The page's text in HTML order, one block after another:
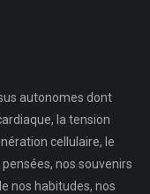
autonomes dont
la tension
cellulaire, le
nos souvenirs
nos habitudes, nos